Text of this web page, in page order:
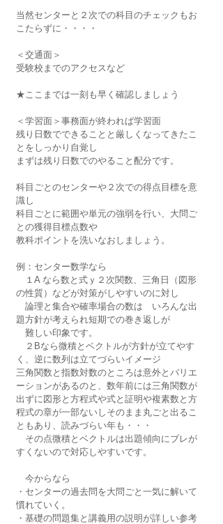
当然センターと２次での科目のチェックもお
こたらずに・・・・
＜交通面＞
受験校までのアクセスなど
★ここまでは一刻も早く確認しましょう
＜学習面＞事務面が終われば学習面
残り日数でできることと厳しくなってきたこ
とをしっかり自覚し
まずは残り日数でのやること配分です。
科目ごとのセンターや２次での得点目標を意
識し
科目ごとに範囲や単元の強弱を行い、大問ご
との獲得目標点数や
教科ポイントを洗いなおしましょう。
例：センター数学なら
１A なら数と式ｙ２次関数、三角日（図形
の性質）などが対策がしやすいのに対し
論理と集合や確率場合の数は　いろんな出
題方針が考えられ短期での巻き返しが
難しい印象です。
２Bなら微積とベクトルが方針が立てやす
く、逆に数列は立てづらいイメージ
三角関数と指数対数のところは意外とバリエ
ーションがあるのと、数年前には三角関数が
出ずに図形と方程式や式と証明や複素数と方
程式の章が一部ないしそのまま丸ごと出るこ
ともあり、読みづらい年も・・・
その点微積とベクトルは出題傾向にブレが
すくないので対応しやすいです。
今からなら
・センターの過去問を大問ごと一気に解いて
慣れていく。
・基礎の問題集と講義用の説明が詳しい参考